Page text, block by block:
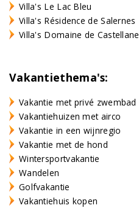
Villa's Le Lac Bleu
Villa's Résidence de Salernes
Villa's Domaine de Castellane
Vakantiethema's:
Vakantie met privé zwembad
Vakantiehuizen met airco
Vakantie in een wijnregio
Vakantie met de hond
Wintersportvakantie
Wandelen
Golfvakantie
Vakantiehuis kopen